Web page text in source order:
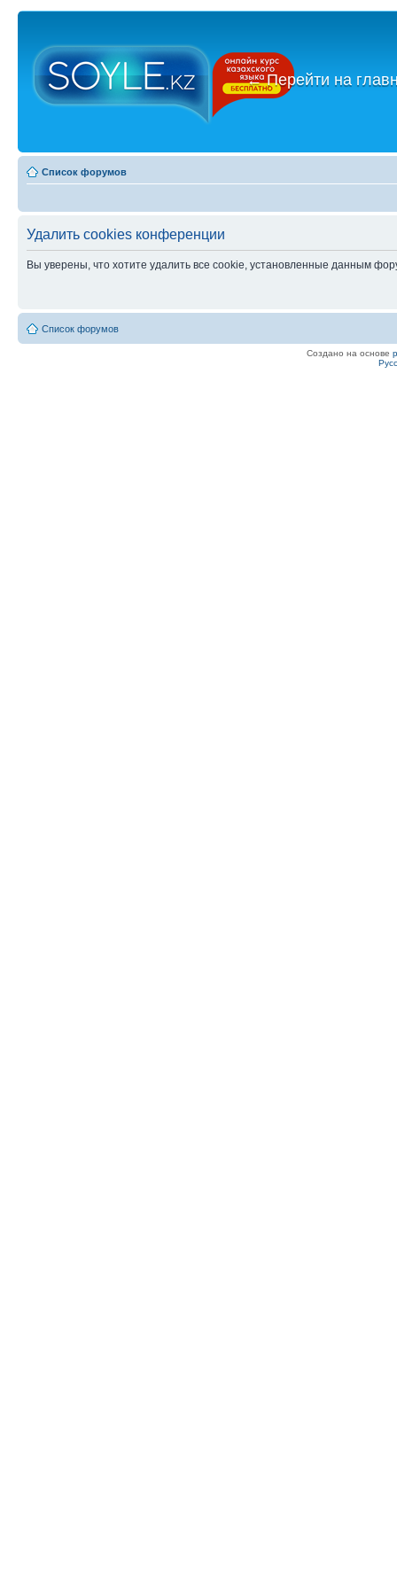
←Перейти на
Список форумов
Удалить cookies конференции
Вы уверены, что хотите удалить все cookie, установленные данным
Список форумов
Создано на основе